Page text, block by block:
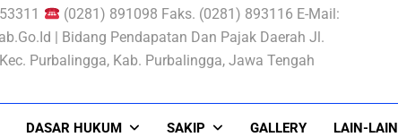
(0281) 891098 Faks. (0281) 893116 E-Mail:
| Bidang Pendapatan Dan Pajak Daerah Jl.
Purbalingga, Kab. Purbalingga, Jawa Tengah
DASAR HUKUM SAKIP GALLERY LAIN-LAIN